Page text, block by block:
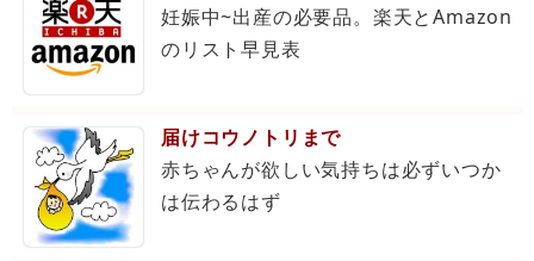
妊娠中~出産の必要品。楽天とAmazon
のリスト早見表
届けコウノトリまで
赤ちゃんが欲しい気持ちは必ずいつか
は伝わるはず